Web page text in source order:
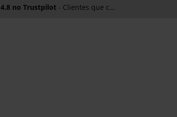
4.8 no Trustpilot - Clientes que confiam em nós